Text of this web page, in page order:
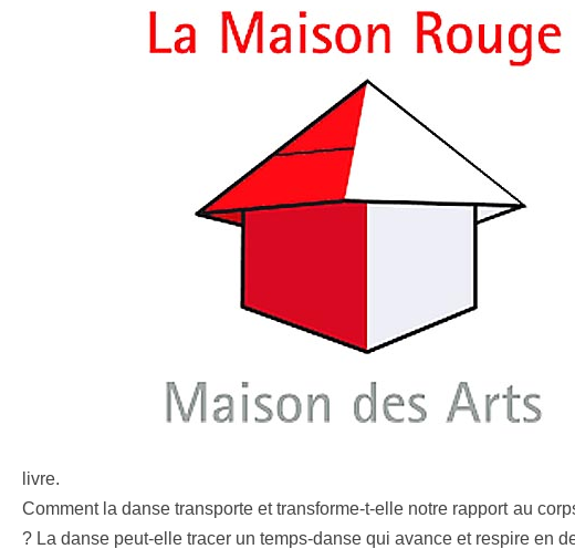
livre.
Comment la danse transporte et transforme-t-elle notre rapport au
? La danse peut-elle tracer un temps-danse qui avance et respire en